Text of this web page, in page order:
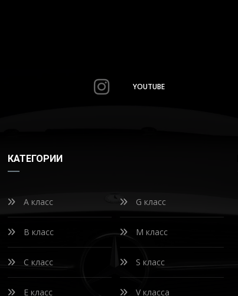
YOUTUBE
КАТЕГОРИИ
A класс
B класс
C класс
E класс
G класс
M класс
S класс
V класса